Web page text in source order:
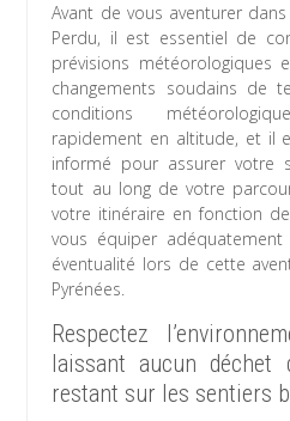
Avant de vous aventurer
Perdu, il est essentiel de
prévisions météorologiques
changements soudains de
conditions
rapidement en altitude, et il
informé pour assurer votre
tout au long de votre
votre itinéraire en fonction
vous équiper
éventualité lors de cette
Pyrénées.
Respectez
laissant aucun
restant sur les sentiers